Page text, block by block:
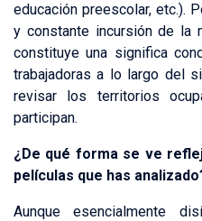
educación preescolar, etc.).
y constante incursión de la
constituye una significa
trabajadoras a lo largo del
revisar los territorios
participan.
¿De qué forma se ve
películas que has
Aunque esencialmente